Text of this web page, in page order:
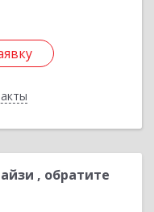
, обратите